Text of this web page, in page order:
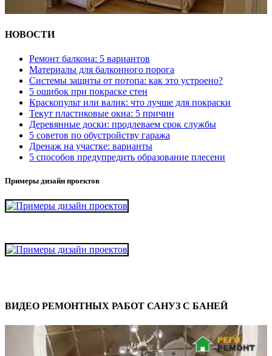
НОВОСТИ
Ремонт балкона: 5 вариантов
Материалы для балконного порога
Системы защиты от потопа: как это устроено?
5 ошибок при покраске стен
Краскопульт или валик: что лучше для покраски
Текут пластиковые окна: 5 причин
Деревянные доски: продлеваем срок службы
5 советов по обустройству гаража
Дренаж на участке: варианты
5 способов предупредить образование плесени
Примеры дизайн проектов
ВИДЕО РЕМОНТНЫХ РАБОТ САНУЗ С БАНЕЙ